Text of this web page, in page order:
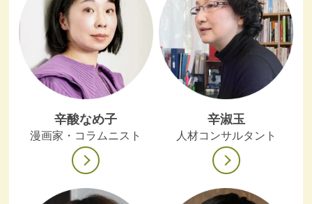
辛酸なめ子
漫画家・コラムニスト
辛淑玉
人材コンサルタント